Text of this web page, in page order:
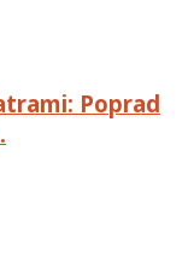
Poprad